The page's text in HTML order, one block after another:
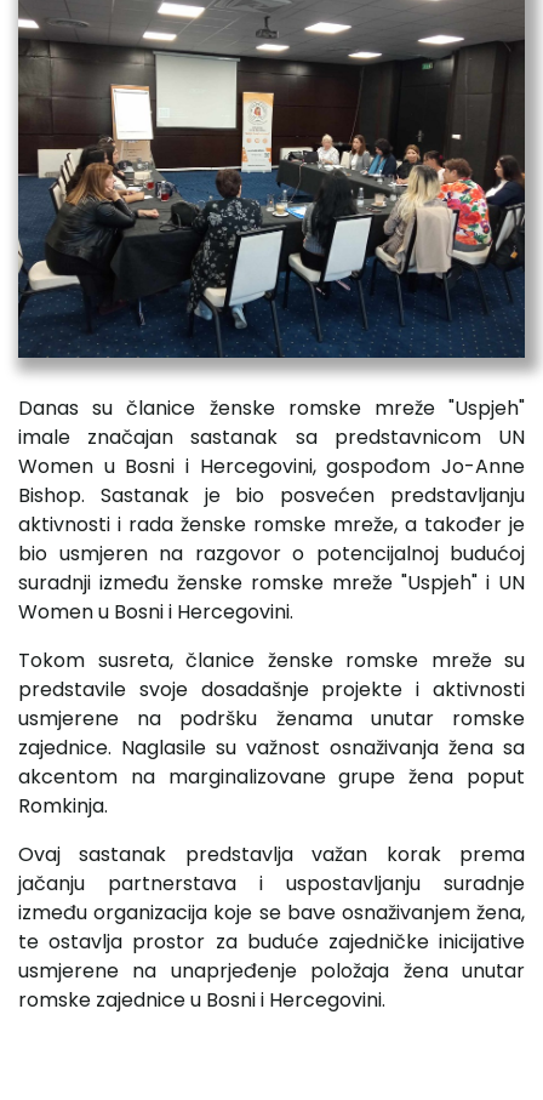
Danas su članice ženske romske mreže "Uspjeh"
imale značajan sastanak sa predstavnicom UN
Women u Bosni i Hercegovini, gospođom Jo-Anne
Bishop. Sastanak je bio posvećen predstavljanju
aktivnosti i rada ženske romske mreže, a također je
bio usmjeren na razgovor o potencijalnoj budućoj
suradnji između ženske romske mreže "Uspjeh" i UN
Women u Bosni i Hercegovini.
Tokom susreta, članice ženske romske mreže su
predstavile svoje dosadašnje projekte i aktivnosti
usmjerene na podršku ženama unutar romske
zajednice. Naglasile su važnost osnaživanja žena sa
akcentom na marginalizovane grupe žena poput
Romkinja.
Ovaj sastanak predstavlja važan korak prema
jačanju partnerstava i uspostavljanju suradnje
između organizacija koje se bave osnaživanjem žena,
te ostavlja prostor za buduće zajedničke inicijative
usmjerene na unaprjeđenje položaja žena unutar
romske zajednice u Bosni i Hercegovini.